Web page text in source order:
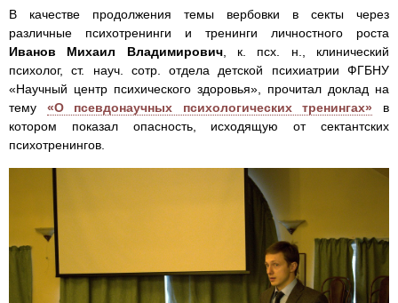
В качестве продолжения темы вербовки в секты через
различные психотренинги и тренинги личностного роста
Иванов Михаил Владимирович, к. псх. н., клинический
психолог, ст. науч. сотр. отдела детской психиатрии ФГБНУ
«Научный центр психического здоровья», прочитал доклад на
тему «О псевдонаучных психологических тренингах» в
котором показал опасность, исходящую от сектантских
психотренингов.